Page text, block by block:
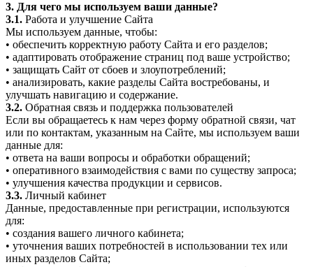
3. Для чего мы используем ваши данные?
3.1. Работа и улучшение Сайта
Мы используем данные, чтобы:
• обеспечить корректную работу Сайта и его разделов;
• адаптировать отображение страниц под ваше устройство;
• защищать Сайт от сбоев и злоупотреблений;
• анализировать, какие разделы Сайта востребованы, и
улучшать навигацию и содержание.
3.2. Обратная связь и поддержка пользователей
Если вы обращаетесь к нам через форму обратной связи, чат
или по контактам, указанным на Сайте, мы используем ваши
данные для:
• ответа на ваши вопросы и обработки обращений;
• оперативного взаимодействия с вами по существу запроса;
• улучшения качества продукции и сервисов.
3.3. Личный кабинет
Данные, предоставленные при регистрации, используются
для:
• создания вашего личного кабинета;
• уточнения ваших потребностей в использовании тех или
иных разделов Сайта;